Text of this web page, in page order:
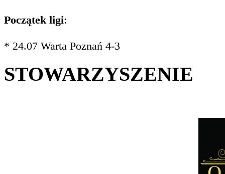
Początek ligi:
* 24.07 Warta Poznań 4-3
STOWARZYSZENIE